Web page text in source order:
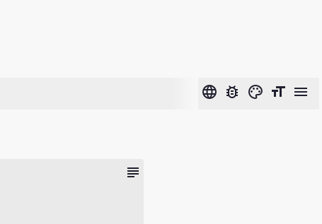
language bug_report color_lens format_size menu
subject